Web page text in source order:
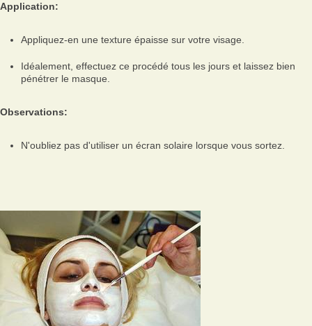
Application:
Appliquez-en une texture épaisse sur votre visage.
Idéalement, effectuez ce procédé tous les jours et laissez bien
pénétrer le masque.
Observations:
N'oubliez pas d'utiliser un écran solaire lorsque vous sortez.